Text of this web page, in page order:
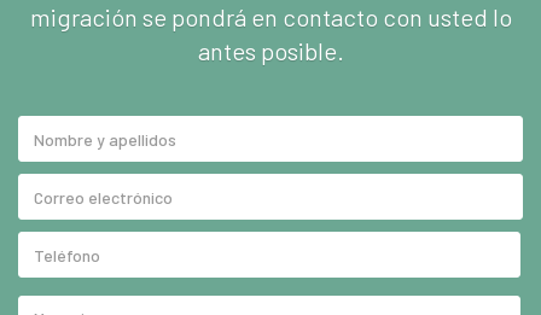
migración se pondrá en contacto con usted lo
antes posible.